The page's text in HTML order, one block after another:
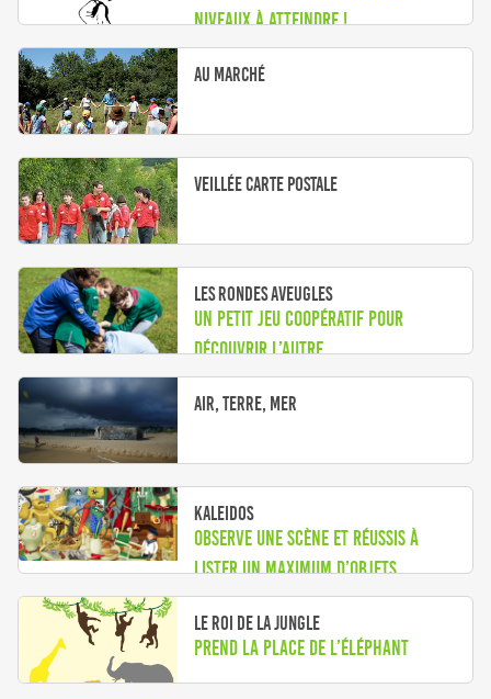
niveaux à atteindre !
Au marché
Veillée Carte Postale
Les rondes aveugles
Un petit jeu coopératif pour
découvrir l’autre
Air, terre, mer
Kaleidos
Observe une scène et réussis à
lister un maximum d’objets
Le Roi de la jungle
Prend la place de l’éléphant